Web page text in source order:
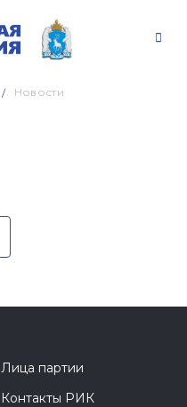
Новости
Лица партии
Контакты РИК